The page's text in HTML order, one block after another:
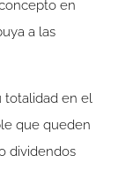
en
a las
totalidad en el
que queden
dividendos